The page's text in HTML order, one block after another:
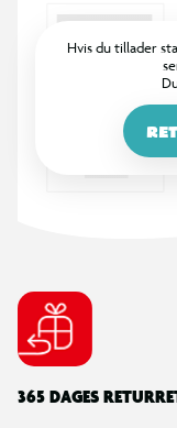
Hvis du tillader
365 DAGES